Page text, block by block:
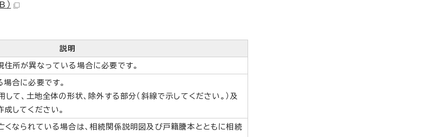
説明
所が異なっている場合に必要です。
合に必要です。
して、土地全体の形状、除外する部分（斜線で示してください。）及
してください。
なられている場合は、相続関係説明図及び戸籍謄本とともに相続